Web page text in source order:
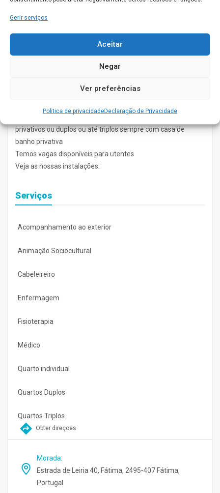
Gerir serviços
Aceitar
Negar
Ver preferências
Politica de privacidadeDeclaração de Privacidade
seu dispor uma equipa multidisciplinar com médicos,
Temos ao seu dispor 26 quartos no total que podem ser
privativos ou duplos ou até triplos sempre com casa de
banho privativa
Temos vagas disponíveis para utentes
Veja as nossas instalações:
Serviços
Acompanhamento ao exterior
Animação Sociocultural
Cabeleireiro
Enfermagem
Fisioterapia
Médico
Quarto individual
Quartos Duplos
Quartos Triplos
Obter direçoes
Morada:
Estrada de Leiria 40, Fátima, 2495-407 Fátima,
Portugal